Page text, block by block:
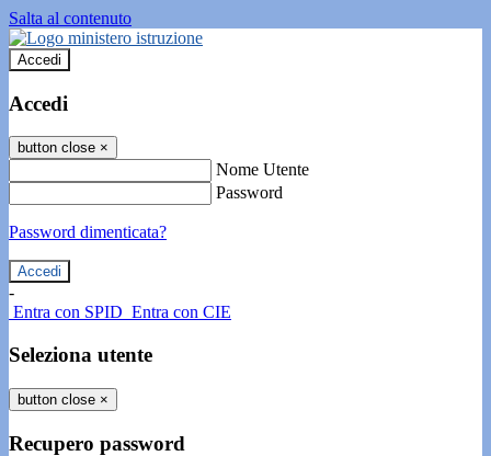
Salta al contenuto
Accedi
Accedi
button close ×
Nome Utente
Password
Password dimenticata?
-
Entra con SPID Entra con CIE
Seleziona utente
button close ×
Recupero password